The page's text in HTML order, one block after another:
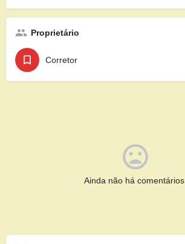
Proprietário
Corretor
Ainda não há comentários.